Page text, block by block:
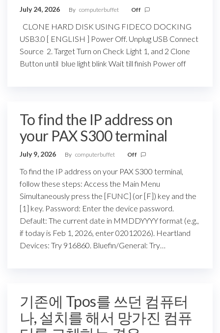
July 24, 2026 By computerbuffet Off
CLONE HARD DISK USING FIDECO DOCKING
USB3.0 [ ENGLISH ] Power Off. Unplug USB Connect
Source 2. Target Turn on Check Light 1, and 2 Clone
Button until blue light blink Wait till finish Power off
To find the IP address on
your PAX S300 terminal
July 9, 2026 By computerbuffet Off
To find the IP address on your PAX S300 terminal,
follow these steps: Access the Main Menu
Simultaneously press the [FUNC] (or [F]) key and the
[1] key. Password: Enter the device password.
Default: The current date in MMDDYYYY format (e.g.,
if today is Feb 1, 2026, enter 02012026). Heartland
Devices: Try 916860. Bluefin/General: Try…
기존에 Tpos를 쓰던 컴퓨터
나, 설치를 해서 망가진 컴퓨